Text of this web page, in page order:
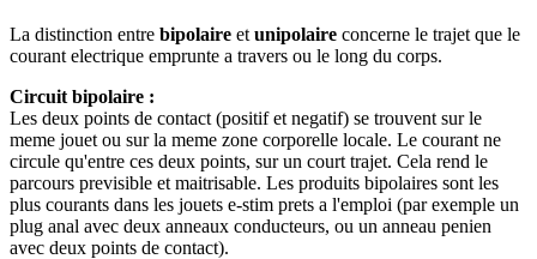
La distinction entre bipolaire et unipolaire concerne le trajet que le
courant electrique emprunte a travers ou le long du corps.
Circuit bipolaire :
Les deux points de contact (positif et negatif) se trouvent sur le
meme jouet ou sur la meme zone corporelle locale. Le courant ne
circule qu'entre ces deux points, sur un court trajet. Cela rend le
parcours previsible et maitrisable. Les produits bipolaires sont les
plus courants dans les jouets e-stim prets a l'emploi (par exemple un
plug anal avec deux anneaux conducteurs, ou un anneau penien
avec deux points de contact).